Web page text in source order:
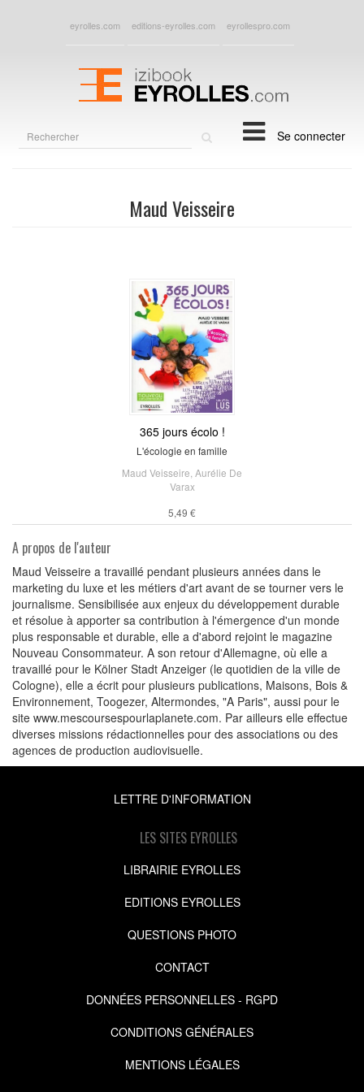
eyrolles.com editions-eyrolles.com eyrollespro.com
Se connecter
Maud Veisseire
365 jours écolo !
L'écologie en famille
Maud Veisseire Aurélie De
Varax
5,49 €
A propos de l'auteur
Maud Veisseire a travaillé pendant plusieurs années dans le
marketing du luxe et les métiers d'art avant de se tourner vers le
journalisme. Sensibilisée aux enjeux du développement durable
et résolue à apporter sa contribution à l'émergence d'un monde
plus responsable et durable, elle a d'abord rejoint le magazine
Nouveau Consommateur. A son retour d'Allemagne, où elle a
travaillé pour le Kölner Stadt Anzeiger (le quotidien de la ville de
Cologne), elle a écrit pour plusieurs publications, Maisons, Bois &
Environnement, Toogezer, Altermondes, "A Paris", aussi pour le
site www.mescoursespourlaplanete.com. Par ailleurs elle effectue
diverses missions rédactionnelles pour des associations ou des
agences de production audiovisuelle.
LETTRE D'INFORMATION
LES SITES EYROLLES
LIBRAIRIE EYROLLES
EDITIONS EYROLLES
QUESTIONS PHOTO
CONTACT
DONNÉES PERSONNELLES - RGPD
CONDITIONS GÉNÉRALES
MENTIONS LÉGALES